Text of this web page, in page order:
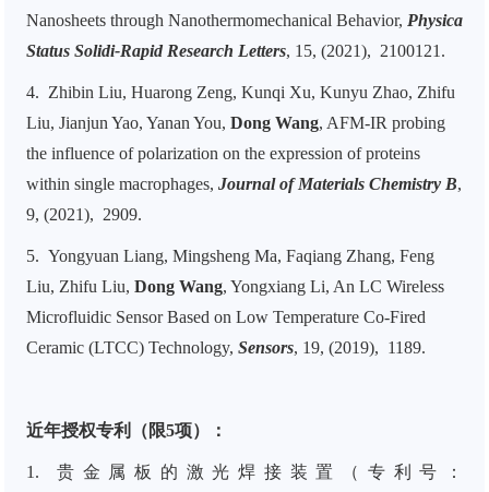
Nanosheets through Nanothermomechanical Behavior, Physica
Status Solidi-Rapid Research Letters, 15, (2021), 2100121.
4. Zhibin Liu, Huarong Zeng, Kunqi Xu, Kunyu Zhao, Zhifu
Liu, Jianjun Yao, Yanan You, Dong Wang, AFM-IR probing
the influence of polarization on the expression of proteins
within single macrophages, Journal of Materials Chemistry B,
9, (2021), 2909.
5. Yongyuan Liang, Mingsheng Ma, Faqiang Zhang, Feng
Liu, Zhifu Liu, Dong Wang, Yongxiang Li, An LC Wireless
Microfluidic Sensor Based on Low Temperature Co-Fired
Ceramic (LTCC) Technology, Sensors, 19, (2019), 1189.
近年授权专利（限5项）：
1.
贵金属板的激光焊接装置（专利号：